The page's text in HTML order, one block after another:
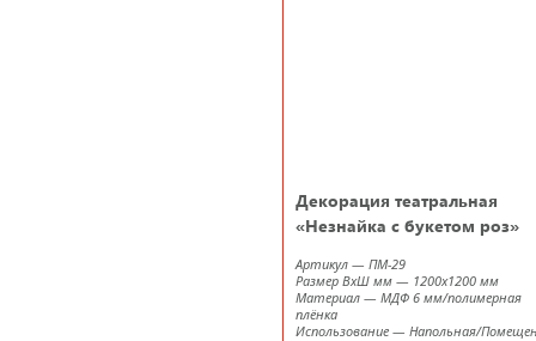
Декорация театральная
«Незнайка с букетом роз»
Артикул — ПМ-29
Размер ВxШ мм — 1200х1200 мм
Материал — МДФ 6 мм/полимерная
плёнка
Использование — Напольная/